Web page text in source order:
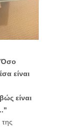
Όσο
είναι
είναι